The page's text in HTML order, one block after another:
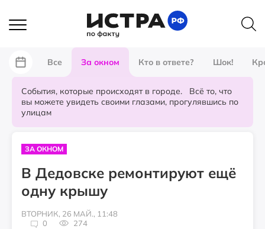
Все За окном Кто в ответе? Шок!
События, которые происходят в городе. Всё то, что
вы можете увидеть своими глазами, прогулявшись по
улицам
ЗА ОКНОМ
В Дедовске ремонтируют ещё
одну крышу
ВТОРНИК, 26 МАЙ., 11:48
0
274